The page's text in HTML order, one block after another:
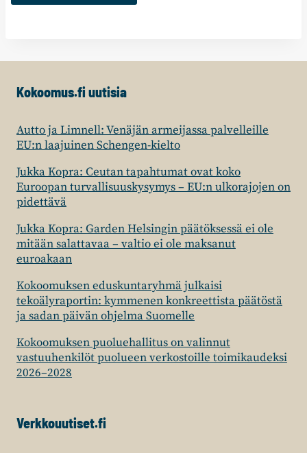
Kokoomus.fi uutisia
Autto ja Limnell: Venäjän armeijassa palvelleille
EU:n laajuinen Schengen-kielto
Jukka Kopra: Ceutan tapahtumat ovat koko
Euroopan turvallisuuskysymys – EU:n ulkorajojen on
pidettävä
Jukka Kopra: Garden Helsingin päätöksessä ei ole
mitään salattavaa – valtio ei ole maksanut
euroakaan
Kokoomuksen eduskuntaryhmä julkaisi
tekoälyraportin: kymmenen konkreettista päätöstä
ja sadan päivän ohjelma Suomelle
Kokoomuksen puoluehallitus on valinnut
vastuuhenkilöt puolueen verkostoille toimikaudeksi
2026–2028
Verkkouutiset.fi